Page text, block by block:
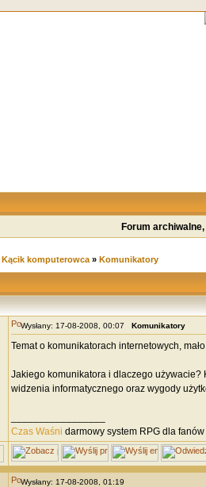
Forum
Kącik komputerowca» Komunikatory
Wysłany: 17-08-2008, 00:07 Komunikatory
Temat o komunikatorach internetowych,
Jakiego komunikatora i dlaczego
widzenia informatycznego oraz wygody
Czas Waśni darmowy system RPG dla
Wysłany: 17-08-2008, 01:19